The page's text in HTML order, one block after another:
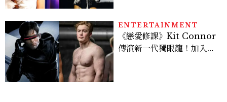
ENTERTAINMENT
《戀愛修課》Kit Connor
傳演新一代獨眼龍！加入新